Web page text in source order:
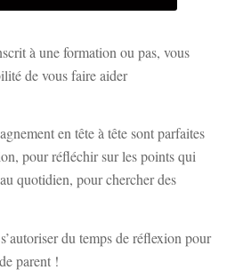
à une formation ou pas, vous
de vous faire aider
en tête à tête sont parfaites
pour réfléchir sur les points qui
quotidien, pour chercher des
du temps de réflexion pour
parent !